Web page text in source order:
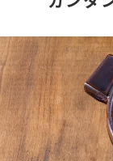
商品情報
商品カテゴリ
酢
新商品一覧
キャンペーン情報